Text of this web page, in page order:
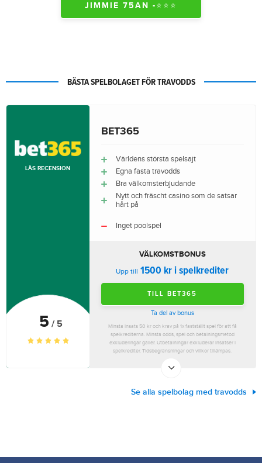
JIMMIE 75AN -⭐️⭐️⭐️
BÄSTA SPELBOLAGET FÖR TRAVODDS
5 / 5
LÄS RECENSION
BET365
Världens största spelsajt
Egna fasta travodds
Bra välkomsterbjudande
Nytt och fräscht casino som de satsar
hårt på
Inget poolspel
VÄLKOMSTBONUS
Upp till 1500 kr i spelkrediter
TILL BET365
Ta del av bonus
Minsta insats 50 kr och krav på 1x fastställt spel för att få
spelkrediterna. Minsta odds, spel och betalningsmetod
exkluderingar gäller. Utbetalningar exkluderar insatser i
spelkrediter. Tidsbegränsningar och villkor tillämpas.
Se alla spelbolag med travodds